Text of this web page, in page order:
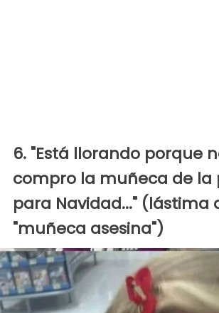
6. "Está llorando porque
compro la muñeca de la
para Navidad..." (lástima
"muñeca asesina")